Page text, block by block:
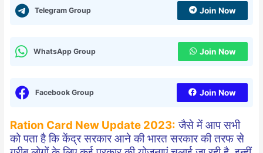
Telegram Group Join Now
WhatsApp Group Join Now
Facebook Group Join Now
Ration Card New Update 2023: जैसे में आप सभी
को पता है कि केंद्र सरकार आने की भारत सरकार की तरफ से